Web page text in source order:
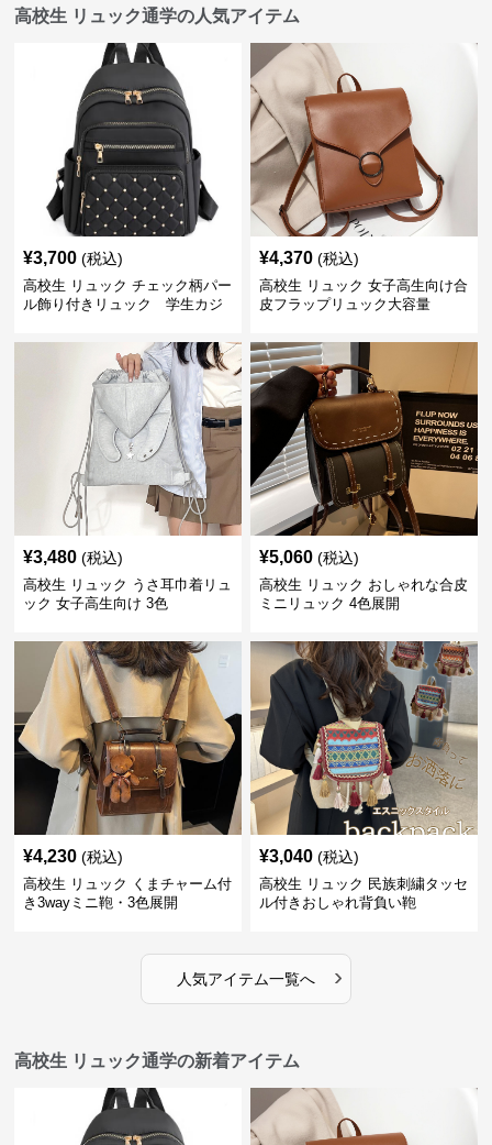
高校生 リュック通学の人気アイテム
¥3,700 (税込)
高校生 リュック チェック柄パー
ル飾り付きリュック 学生カジ
¥4,370 (税込)
高校生 リュック 女子高生向け合
皮フラップリュック大容量
¥3,480 (税込)
高校生 リュック うさ耳巾着リュ
ック 女子高生向け 3色
¥5,060 (税込)
高校生 リュック おしゃれな合皮
ミニリュック 4色展開
¥4,230 (税込)
高校生 リュック くまチャーム付
き3wayミニ鞄・3色展開
¥3,040 (税込)
高校生 リュック 民族刺繍タッセ
ル付きおしゃれ背負い鞄
人気アイテム一覧へ ›
高校生 リュック通学の新着アイテム